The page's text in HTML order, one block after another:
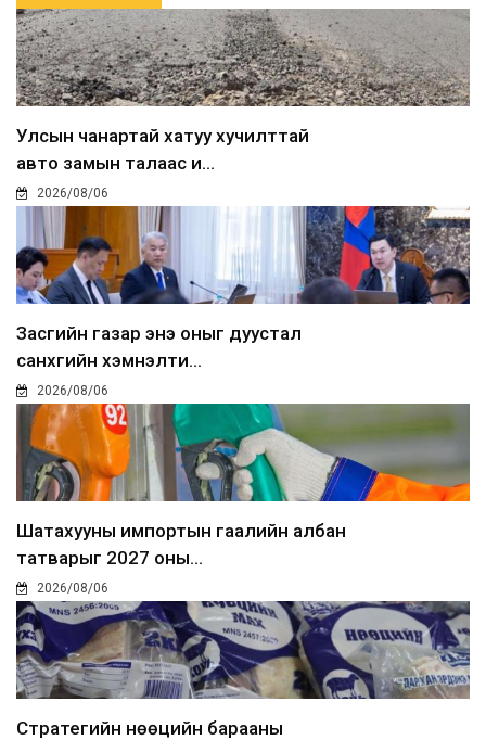
Улсын чанартай хатуу хучилттай
авто замын талаас и...
2026/08/06
Засгийн газар энэ оныг дуустал
санхүүгийн хэмнэлти...
2026/08/06
Шатахууны импортын гаалийн албан
татварыг 2027 оны...
2026/08/06
Стратегийн нөөцийн барааны